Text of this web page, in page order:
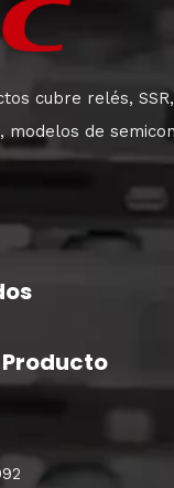
cubre relés, SSR,
de